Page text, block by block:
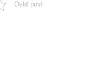
Oyla! post